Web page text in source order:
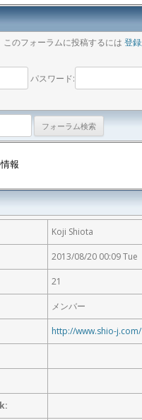
のフォーラムに投稿するには 登録
パスワード:
報
Koji Shiota
2013/08/20 00:09 Tue
21
メンバー
http://www.shio-j.com/